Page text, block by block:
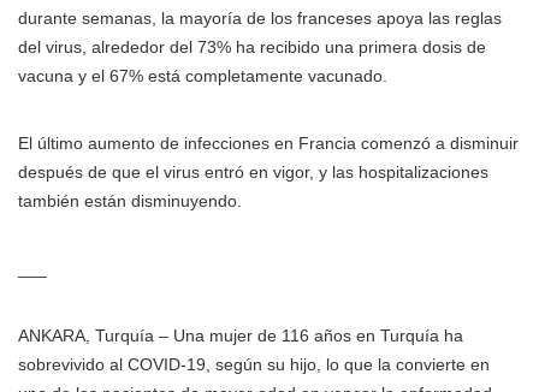
durante semanas, la mayoría de los franceses apoya las reglas
del virus, alrededor del 73% ha recibido una primera dosis de
vacuna y el 67% está completamente vacunado.
El último aumento de infecciones en Francia comenzó a disminuir
después de que el virus entró en vigor, y las hospitalizaciones
también están disminuyendo.
ANKARA, Turquía – Una mujer de 116 años en Turquía ha
sobrevivido al COVID-19, según su hijo, lo que la convierte en